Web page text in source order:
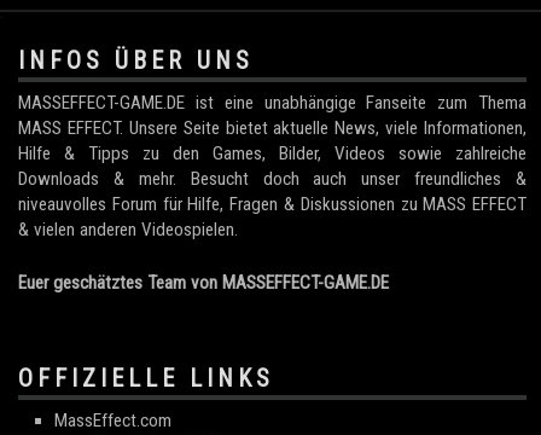
.
INFOS ÜBER UNS
MASSEFFECT-GAME.DE ist eine unabhängige Fanseite zum Thema
MASS EFFECT. Unsere Seite bietet aktuelle News, viele Informationen,
Hilfe & Tipps zu den Games, Bilder, Videos sowie zahlreiche
Downloads & mehr. Besucht doch auch unser freundliches &
niveauvolles Forum für Hilfe, Fragen & Diskussionen zu MASS EFFECT
& vielen anderen Videospielen.
Euer geschätztes Team von MASSEFFECT-GAME.DE
OFFIZIELLE LINKS
MassEffect.com